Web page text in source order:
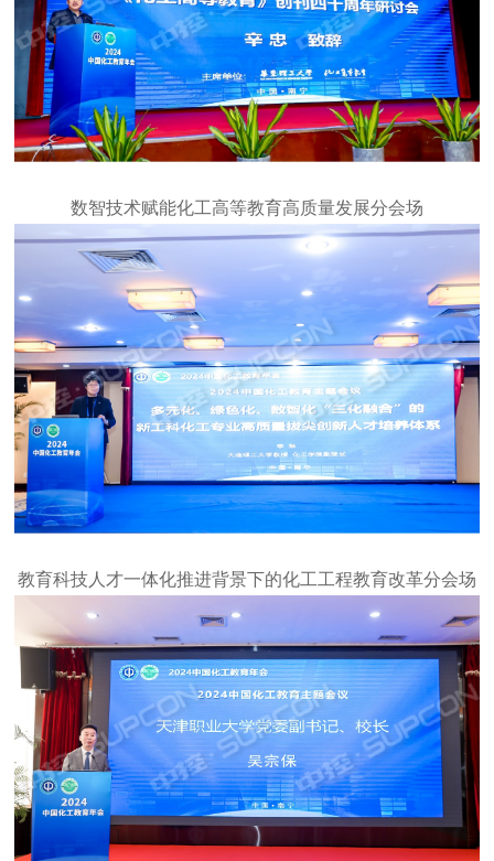
数智技术赋能化工高等教育高质量发展分会场
教育科技人才一体化推进背景下的化工工程教育改革分会场